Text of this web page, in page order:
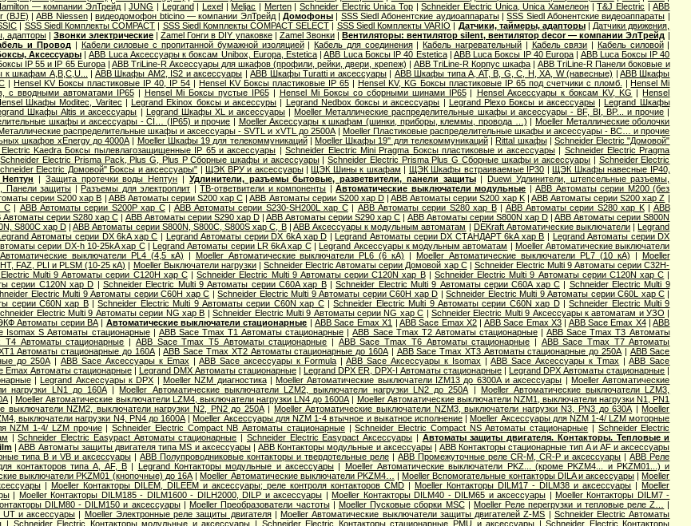
— компании ЭлТрейд|JUNG | Legrand| Lexel |Meljac | Merten|Schneider Electric Unica Top |Schneider Electric Unica, Unica Хамелеон |T&J Electric |АВВ
(BJE) |АВВ Niessen|видеодомофон bticino — компании ЭлТрейд|Домофоны | SSS Siedl Абонентские аудиоаппараты|SSS Siedl Абонентские видеоаппараты |
| SSS Siedl Комплекты COMPACT | SSS Siedl Комплекты COMPACT SELECT | SSS Siedl Комплекты VARIO | Датчики, таймеры, адапторы| Датчики движения,
адапторы|Звонки электрические |Zamel Гонги в DIY упаковке| Zamel Звонки| Вентиляторы: вентилятор silent, вентилятор decor — компании ЭлТрейд |
и Провод | Кабели силовые с пропитанной бумажной изоляцией|Кабель для соединения|Кабель нагревательный| Кабель связи | Кабель силовой|
Аксессуары|ABB Luca Аксессуары к боксам Unibox, Europa, Estetica|ABB Luca Боксы IP 40 Estetica| ABB Luca Боксы IP 40 Europa | ABB Luca Боксы IP 40
IP 55 и IP 65 Europa| ABB TriLine-R Аксессуары для шкафов (профили, рейки, двери, крепеж) | ABB TriLine-R Корпус шкафа |ABB TriLine-R Панели боковые и
к шкафам A,B,C,U... | ABB Шкафы AM2, IS2 и аксессуары |ABB Шкафы Turatti и аксессуары| ABB Шкафы типа A, AT, B, G, C, H, XA, W (навесные) | ABB Шкафы
|Hensel KV Боксы пластиковые IP 40, IP 54 |Hensel KV Боксы пластиковые IP 65| Hensel KV, KG Боксы пластиковые IP 65 под счетчики с пломб. |Hensel Mi
с вводными автоматами IP65| Hensel Mi Боксы пустые IP65| Hensel Mi Боксы со сборными шинами IP65| Hensel Аксессуары к боксам KV, KG |Hensel
Шкафы Moditec, Varitec |Legrand Ekinox боксы и аксессуры | Legrand Nedbox боксы и аксессуары | Legrand Plexo Боксы и аксессуары|Legrand Шкафы
Шкафы Altis и аксессуары | Legrand Шкафы XL и аксессуары |Moeller Металлические распределительные шкафы и аксессуары - BF, BI, BP... и прочие |
шкафы и аксессуары - CI… (IP65) и прочие | Moeller Аксессуары к шкафам (шинки, приборы, клеммы, провода …) |Moeller Металлические оболочки
распределительные шкафы и аксессуары - SVTL и xVTL до 2500А| Moeller Пластиковые распределительные шкафы и аксессуары - BC… и прочие
шкафов xEnergy до 4000А | Moeller Шкафы 19 для телекоммуникаций| Moeller Шкафы 19'' для телекоммуникаций|Rittal шкафы|Schneider Electric "Домовой"
Electric Kaedra Боксы пылевлагозащищенные IP 65 и аксессуары |Schneider Electric Mini Pragma Боксы пластиковые и аксессуары| Schneider Electric Pragma
Schneider Electric Prisma Pack, Plus G, Plus P Сборные шкафы и аксессуары|Schneider Electric Prisma Plus G Сборные шкафы и аксессуары | Schneider Electric
Electric Домовой" Боксы и аксессуары" |ЩЭК ВРУ и аксессуары|ЩЭК Шины к шкафам | ЩЭК Шкафы встраиваемые IP30 |ЩЭК Шкафы навесные IP40,
| Защита протечки воды Нептун | Удлинители, разъемы бытовые, разветвители, панели защиты|Duewi Удлинители, штепсельные разъемы,
Панели защиты |Разъемы для электроплит |ТВ-ответвители и компоненты |Автоматические выключатели модульные |ABB Автоматы серии M200 (без
серии S200 хар B | ABB Автоматы серии S200 хар C |ABB Автоматы серии S200 хар D|ABB Автоматы серии S200 хар K| ABB Автоматы серии S200 хар Z |
С| ABB Автоматы серии S200P хар C| ABB Автоматы серии S230-SH200L хар С| ABB Автоматы серии S280 хар B| ABB Автоматы серии S280 хар K| ABB
Автоматы серии S280 хар С| ABB Автоматы серии S290 хар D |ABB Автоматы серии S290 хар С |ABB Автоматы серии S800N хар D |ABB Автоматы серии S800N
S800C хар D|ABB Автоматы серии S800N, S800C, S800S хар С, B| ABB Аксессуары к модульным автоматам | DEKraft Автоматические выключатели |Legrand
Автоматы серии DX 6kA хар C | Legrand Автоматы серии DX 6kA хар D |Legrand Автоматы серии DX СТАНДАРТ 6kA хар B | Legrand Автоматы серии DX
серии DX-h 10-25kA хар C|Legrand Автоматы серии LR 6kA хар C|Legrand Аксессуары к модульным автоматам | Moeller Автоматические выключатели
выключатели PL4 (4,5 кА) | Moeller Автоматические выключатели PL6 (6 кА) |Moeller Автоматические выключатели PL7 (10 кА) | Moeller
FAZ, PLI и PLSM (10-25 кА) | Moeller Выключатели нагрузки| Schneider Electric Aвтоматы серии Домовой хар C| Schneider Electric Multi 9 Автоматы серии C32H-
Multi 9 Автоматы серии C120H хар C|Schneider Electric Multi 9 Автоматы серии C120N хар B| Schneider Electric Multi 9 Автоматы серии C120N хар C |
серии C120N хар D | Schneider Electric Multi 9 Автоматы серии C60A хар B|Schneider Electric Multi 9 Автоматы серии C60A хар C| Schneider Electric Multi 9
Electric Multi 9 Автоматы серии C60H хар C |Schneider Electric Multi 9 Автоматы серии C60H хар D |Schneider Electric Multi 9 Автоматы серии C60L хар C |
серии C60N хар B|Schneider Electric Multi 9 Автоматы серии C60N хар C|Schneider Electric Multi 9 Автоматы серии C60N хар D|Schneider Electric Multi 9
Electric Multi 9 Автоматы серии NG хар B |Schneider Electric Multi 9 Автоматы серии NG хар С |Schneider Electric Multi 9 Аксессуары к автоматам и УЗО |
Автоматы серии ВА| Автоматические выключатели стационарные |ABB Sace Emax X1 | ABB Sace Emax X2 | ABB Sace Emax X3| ABB Sace Emax X4|ABB
Isomax S Автоматы стационарные| ABB Sace Tmax T1 Автоматы стационарные |ABB Sace Tmax T2 Автоматы стационарные|ABB Sace Tmax T3 Автоматы
T4 Автоматы стационарные | ABB Sace Tmax T5 Автоматы стационарные | ABB Sace Tmax T6 Автоматы стационарные | ABB Sace Tmax T7 Автоматы
Автоматы стационарные до 160А|ABB Sace Tmax XT2 Автоматы стационарные до 160А| ABB Sace Tmax XT3 Автоматы стационарные до 250А | ABB Sace
до 250А| ABB Sace Аксессуары к Emax | ABB Sace аксессуары к Formula |ABB Sace Аксессуары к Isomax |ABB Sace Аксессуары к Tmax |ABB Sace
Еmax Автоматы стационарные| Legrand DMX Автоматы стационарные |Legrand DPX ER, DPX-I Автоматы стационарные |Legrand DPX Автоматы стационарные |
|Legrand Аксессуары к DPX | Moeller NZM диагностика|Moeller Автоматические выключатели IZM13 до 6300А и аксессуары |Moeller Автоматические
нагрузки LN1 до 160А|Moeller Автоматические выключатели LZM2, выключатели нагрузки LN2 до 250А | Moeller Автоматические выключатели LZM3,
|Moeller Автоматические выключатели LZM4, выключатели нагрузки LN4 до 1600А | Moeller Автоматические выключатели NZM1, выключатели нагрузки N1, PN1
выключатели NZM2, выключатели нагрузки N2, PN2 до 250А| Moeller Автоматические выключатели NZM3, выключатели нагрузки N3, PN3 до 630А |Moeller
выключатели нагрузки N4, PN4 до 1600А |Moeller Аксессуары для NZM 1-4 втычное и выкатное исполнение|Moeller Аксессуары для NZM 1-4/ LZM моторные
NZM 1-4/ LZM прочие|Schneider Electric Compact NB Автоматы стационарные|Schneider Electric Compact NS Автоматы стационарные | Schneider Electric
|Schneider Electric Easypact Автоматы стационарные | Schneider Electric Easypact Аксессуары | Автоматы защиты двигателя. Контакторы. Тепловые и
|ABB Автоматы защиты двигателя типа MS и аксессуары|ABB Контакторы модульные и аксессуары|ABB Контакторы стационарные тип A и AF и аксессуары
типа B и VB и аксессуары| ABB Полупроводниковые контакторы и твердотельные реле |ABB Промежуточные реле CR-M, CR-P и аксессуары |ABB Реле
контакторов типа A, AF, B | Legrand Контакторы модульные и аксессуары | Moeller Автоматические выключатели PKZ... (кроме PKZM4... и PKZM01...) и
выключатели PKZM01 (кнопочные) до 16А |Moeller Автоматические выключатели PKZM4… |Moeller Вспомогательные контакторы DILA и аксессуары |Moeller
| Moeller Контакторы DILEM, DILEEM и аксессуары; реле контроля контакторов CMD |Moeller Контакторы DILM17 - DILM38 и аксессуары |Moeller
| Moeller Контакторы DILM185 - DILM1600 - DILH2000, DILP и аксессуары |Moeller Контакторы DILM40 - DILM65 и аксессуары |Moeller Контакторы DILM7 -
DILM80 - DILM150 и аксессуары|Moeller Преобразователи частоты| Moeller Пусковые сборки MSC|Moeller Реле перегрузки и тепловые реле Z…
|
и аксессуары | Moeller Электронные реле защиты двигателя|Moeller Автоматические выключатели защиты двигателей Z-MS | Schneider Electric Автоматы
| Schneider Electric Контакторы модульные и аксессуары | Schneider Electric Контакторы стационарные PMU и аксессуары |Schneider Electric Контакторы